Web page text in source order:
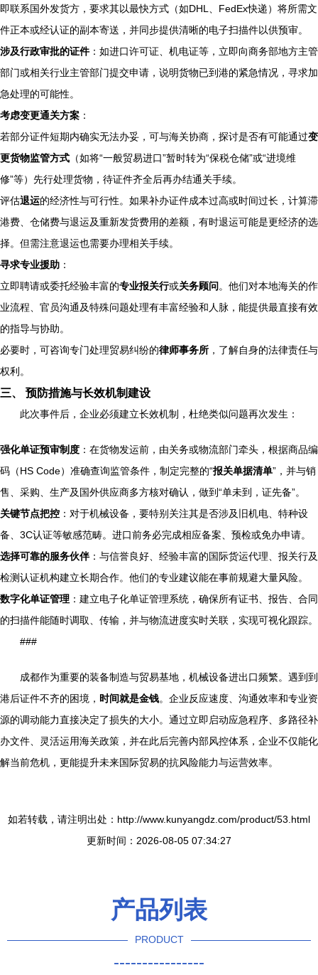
即联系国外发货方，要求其以最快方式（如DHL、FedEx快递）将所需文
件正本或经认证的副本寄送，并同步提供清晰的电子扫描件以供预审。
涉及行政审批的证件：如进口许可证、机电证等，立即向商务部地方主管
部门或相关行业主管部门提交申请，说明货物已到港的紧急情况，寻求加
急处理的可能性。
考虑变更通关方案 ：
若部分证件短期内确实无法办妥，可与海关协商，探讨是否有可能通过变
更货物监管方式 （如将“一般贸易进口”暂时转为“保税仓储”或“进境维
修”等）先行处理货物，待证件齐全后再办结通关手续。
评估退运的经济性与可行性。如果补办证件成本过高或时间过长，计算滞
港费、仓储费与退运及重新发货费用的差额，有时退运可能是更经济的选
择。但需注意退运也需要办理相关手续。
寻求专业援助 ：
立即聘请或委托经验丰富的专业报关行或关务顾问 。他们对本地海关的作
业流程、官员沟通及特殊问题处理有丰富经验和人脉，能提供最直接有效
的指导与协助。
必要时，可咨询专门处理贸易纠纷的律师事务所 ，了解自身的法律责任与
权利。
三、 预防措施与长效机制建设
此次事件后，企业必须建立长效机制，杜绝类似问题再次发生：
强化单证预审制度 ：在货物发运前，由关务或物流部门牵头，根据商品编
码（HS Code）准确查询监管条件，制定完整的“报关单据清单”，并与销
售、采购、生产及国外供应商多方核对确认，做到“单未到，证先备”。
关键节点把控 ：对于机械设备，要特别关注其是否涉及旧机电、特种设
备、3C认证等敏感范畴。进口前务必完成相应备案、预检或免办申请。
选择可靠的服务伙伴：与信誉良好、经验丰富的国际货运代理、报关行及
检测认证机构建立长期合作。他们的专业建议能在事前规避大量风险。
数字化单证管理 ：建立电子化单证管理系统，确保所有证书、报告、合同
的扫描件能随时调取、传输，并与物流进度实时关联，实现可视化跟踪。
###
成都作为重要的装备制造与贸易基地，机械设备进出口频繁。遇到到
港后证件不齐的困境， 时间就是金钱。企业反应速度、沟通效率和专业资
源的调动能力直接决定了损失的大小。通过立即启动应急程序、多路径补
办文件、灵活运用海关政策，并在此后完善内部风控体系，企业不仅能化
解当前危机，更能提升未来国际贸易的抗风险能力与运营效率。
如若转载，请注明出处：http://www.kunyangdz.com/product/53.html
更新时间：2026-08-05 07:34:27
产品列表
PRODUCT
----------------